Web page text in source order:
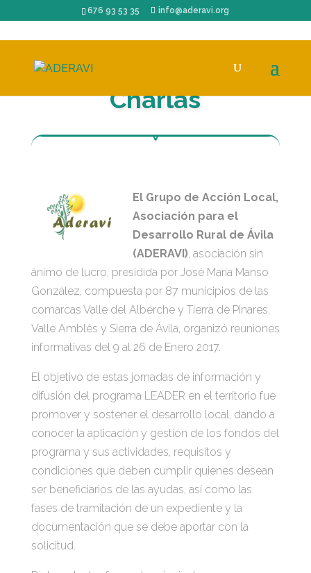
676 93 53 35 info@aderavi.org
Charlas
El Grupo de Acción Local,
Asociación para el
Desarrollo Rural de Ávila
(ADERAVI) , asociación sin
ánimo de lucro, presidida por José María Manso
González, compuesta por 87 municipios de las
comarcas Valle del Alberche y Tierra de Pinares,
Valle Amblés y Sierra de Ávila, organizó reuniones
informativas del 9 al 26 de Enero 2017.
El objetivo de estas jornadas de información y
difusión del programa LEADER en el territorio fue
promover y sostener el desarrollo local, dando a
conocer la aplicación y gestión de los fondos del
programa y sus actividades, requisitos y
condiciones que deben cumplir quienes desean
ser beneficiarios de las ayudas, así como las
fases de tramitación de un expediente y la
documentación que se debe aportar con la
solicitud.